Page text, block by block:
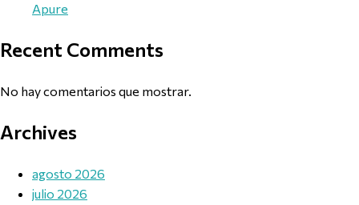
Apure
Recent Comments
No hay comentarios que mostrar.
Archives
agosto 2026
julio 2026